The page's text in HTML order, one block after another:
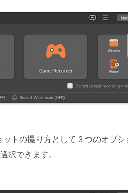
トの撮り方として 3 つのオプシ
択できます。